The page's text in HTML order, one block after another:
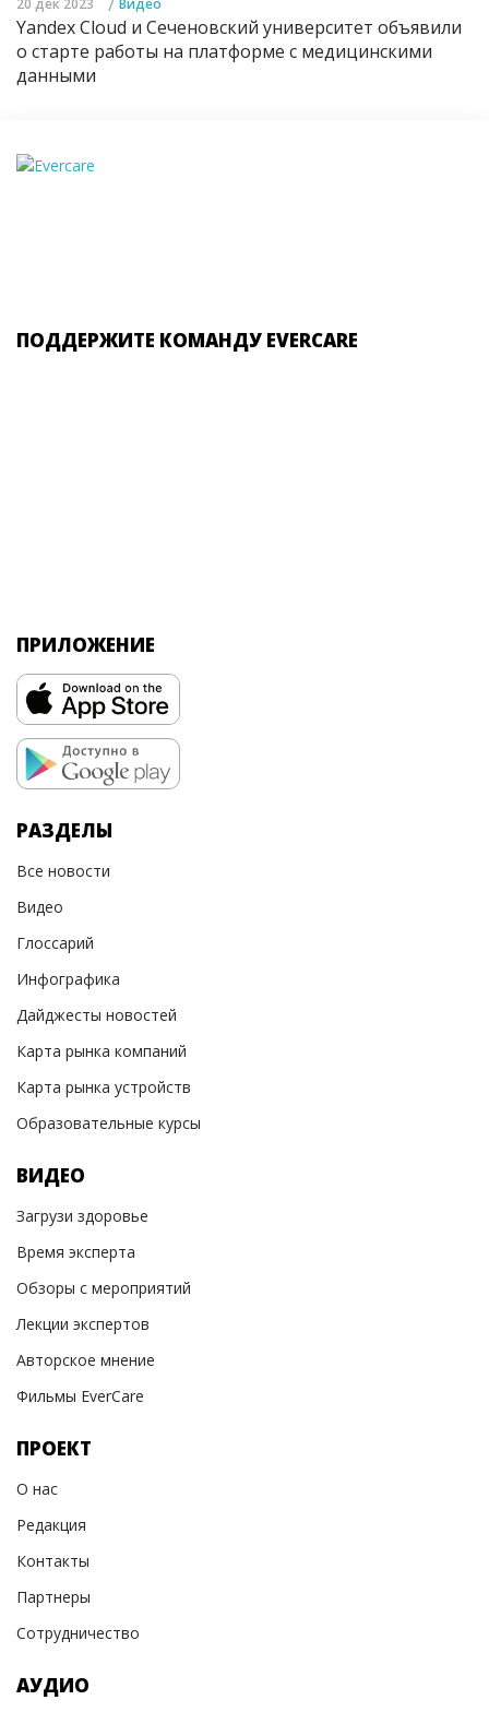
Yandex Cloud и Сеченовский университет объявили
о старте работы на платформе с медицинскими
данными
ПОДДЕРЖИТЕ КОМАНДУ EVERCARE
ПРИЛОЖЕНИЕ
РАЗДЕЛЫ
Все новости
Видео
Глоссарий
Инфографика
Дайджесты новостей
Карта рынка компаний
Карта рынка устройств
Образовательные курсы
ВИДЕО
Загрузи здоровье
Время эксперта
Обзоры с мероприятий
Лекции экспертов
Авторское мнение
Фильмы EverCare
ПРОЕКТ
О нас
Редакция
Контакты
Партнеры
Сотрудничество
АУДИО